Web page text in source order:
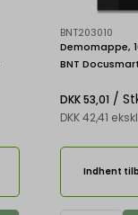
BNT203010
Demomappe,
BNT
DKK 53,01 /
DKK 42,41
Indhent